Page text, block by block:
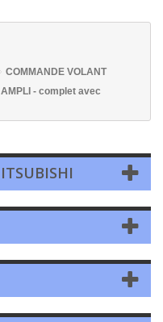
COMMANDE VOLANT
- complet avec